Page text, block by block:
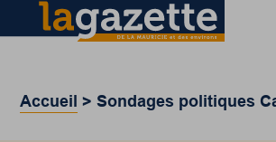
Accueil >Sondages politiques